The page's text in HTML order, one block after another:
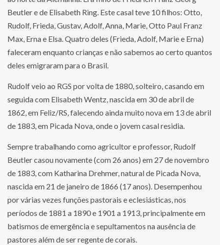
Beutler e de Elisabeth Ring. Este casal teve 10 filhos: Otto,
Rudolf, Frieda, Gustav, Adolf, Anna, Marie, Otto Paul Franz
Max, Erna e Elsa. Quatro deles (Frieda, Adolf, Marie e Erna)
faleceram enquanto crianças e não sabemos ao certo quantos
deles emigraram para o Brasil.
Rudolf veio ao RGS por volta de 1880, solteiro, casando em
seguida com Elisabeth Wentz, nascida em 30 de abril de
1862, em Feliz/RS, falecendo ainda muito nova em 13 de abril
de 1883, em Picada Nova, onde o jovem casal residia.
Sempre trabalhando como agricultor e professor, Rudolf
Beutler casou novamente (com 26 anos) em 27 de novembro
de 1883, com Katharina Drehmer, natural de Picada Nova,
nascida em 21 de janeiro de 1866 (17 anos). Desempenhou
por várias vezes funções pastorais e eclesiásticas, nos
períodos de 1881 a 1890 e 1901 a 1913, principalmente em
batismos de emergência e sepultamentos na ausência de
pastores além de ser regente de corais.